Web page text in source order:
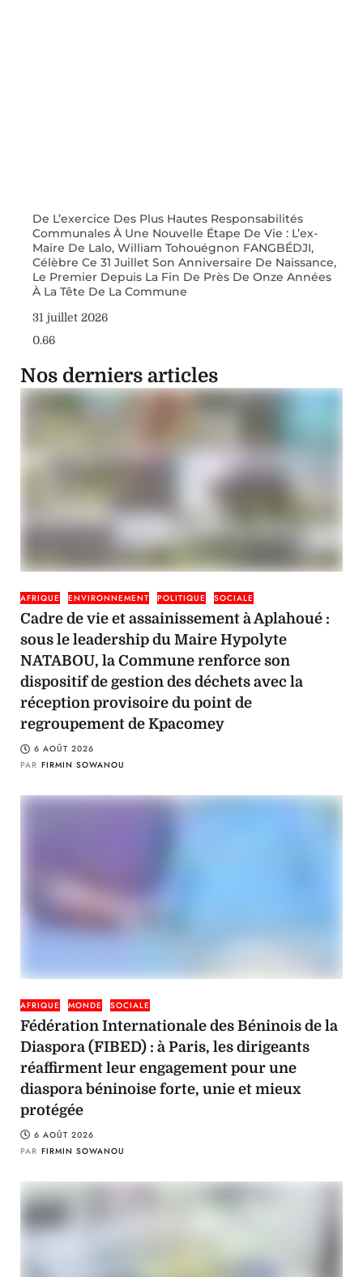
De L’exercice Des Plus Hautes Responsabilités
Communales À Une Nouvelle Étape De Vie : L’ex-
Maire De Lalo, William Tohouégnon FANGBÉDJI,
Célèbre Ce 31 Juillet Son Anniversaire De Naissance,
Le Premier Depuis La Fin De Près De Onze Années
À La Tête De La Commune
31 juillet 2026
Nos derniers articles
AFRIQUE ENVIRONNEMENT POLITIQUE SOCIALE
Cadre de vie et assainissement à Aplahoué :
sous le leadership du Maire Hypolyte
NATABOU, la Commune renforce son
dispositif de gestion des déchets avec la
réception provisoire du point de
regroupement de Kpacomey
6 AOÛT 2026
PAR FIRMIN SOWANOU
AFRIQUE MONDE SOCIALE
Fédération Internationale des Béninois de la
Diaspora (FIBED) : à Paris, les dirigeants
réaffirment leur engagement pour une
diaspora béninoise forte, unie et mieux
protégée
6 AOÛT 2026
PAR FIRMIN SOWANOU